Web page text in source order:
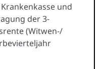
und
der 3-
(Witwen-/